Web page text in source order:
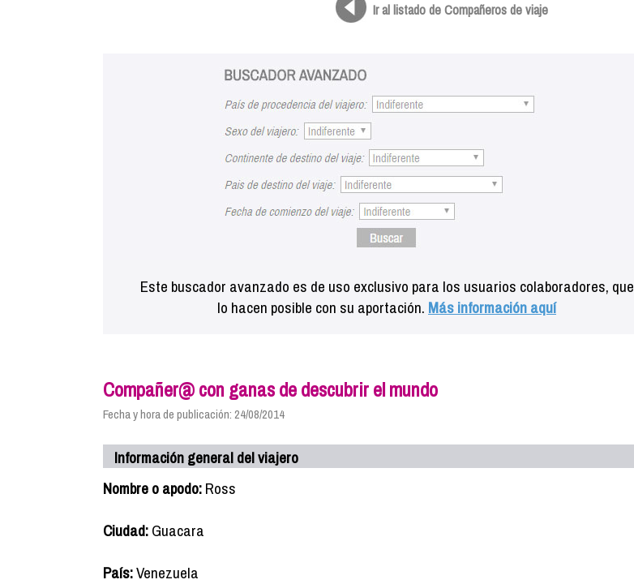
Ir al listado de Compañeros de viaje
Este buscador avanzado es de uso exclusivo para los usuarios colaboradores, que
lo hacen posible con su aportación. Más información aquí
Compañer@ con ganas de descubrir el mundo
Fecha y hora de publicación: 24/08/2014
Información general del viajero
Nombre o apodo:Ross
Ciudad:Guacara
País:Venezuela